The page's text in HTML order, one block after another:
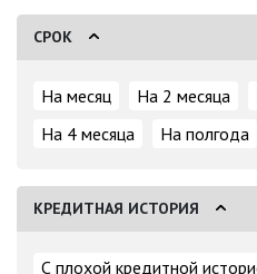
СРОК
На месяц На 2 месяца
На 4 месяца
На полгода
КРЕДИТНАЯ ИСТОРИЯ
С плохой кредитной